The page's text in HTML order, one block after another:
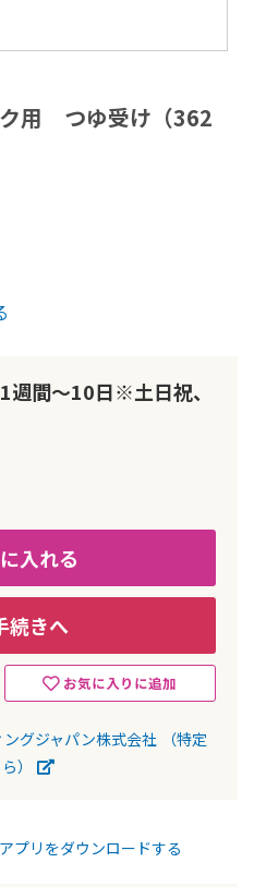
用 つゆ受け（362
週間～10日※土日祝、
入れる
続きへ
お気に入りに追加
グジャパン株式会社
（特定
）
アプリをダウンロードする